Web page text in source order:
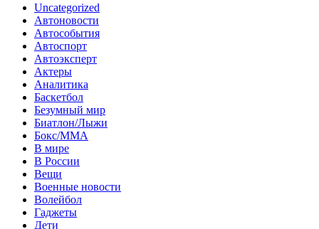
Uncategorized
Автоновости
Автособытия
Автоспорт
Автоэксперт
Актеры
Аналитика
Баскетбол
Безумный мир
Биатлон/Лыжи
Бокс/MMA
В мире
В России
Вещи
Военные новости
Волейбол
Гаджеты
Дети